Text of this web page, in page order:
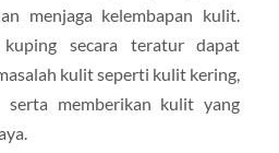
menjaga kelembapan kulit.
kuping secara teratur dapat
kulit seperti kulit kering,
serta memberikan kulit yang